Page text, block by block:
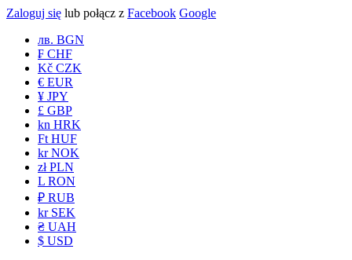
Zaloguj się lub połącz z Facebook Google
лв. BGN
₣ CHF
Kč CZK
€ EUR
¥ JPY
£ GBP
kn HRK
Ft HUF
kr NOK
zł PLN
L RON
₽ RUB
kr SEK
₴ UAH
$ USD